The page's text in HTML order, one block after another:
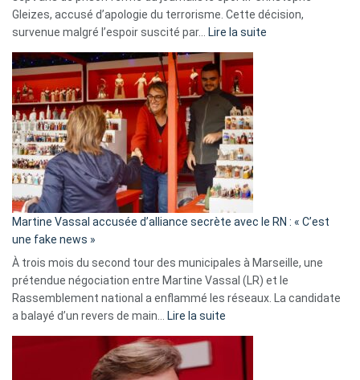
Gleizes, accusé d’apologie du terrorisme. Cette décision,
survenue malgré l’espoir suscité par…
Lire la suite
Algérie
Martine Vassal accusée d’alliance secrète avec le RN : « C’est
une fake news »
À trois mois du second tour des municipales à Marseille, une
prétendue négociation entre Martine Vassal (LR) et le
Rassemblement national a enflammé les réseaux. La candidate
a balayé d’un revers de main…
Lire la suite